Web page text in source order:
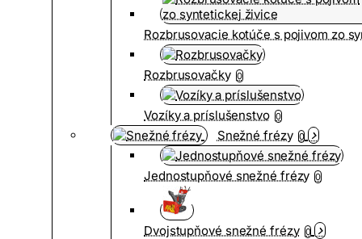
Rozbrusovacie kotúče s pojivom zo
Rozbrusovačky 0
Vozíky a príslušenstvo 0
Snežné frézy 0
Jednostupňové snežné frézy 0
Dvojstupňové snežné frézy 0